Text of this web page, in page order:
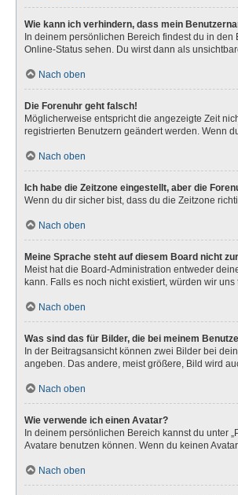
Wie kann ich verhindern, dass mein
In deinem persönlichen Bereich findest du in
Online-Status sehen. Du wirst dann als
Nach oben
Die Forenuhr geht falsch!
Möglicherweise entspricht die angezeigte Zeit
registrierten Benutzern geändert werden. Wenn
Nach oben
Ich habe die Zeitzone eingestellt, aber die
Wenn du dir sicher bist, dass du die Zeitzone
Nach oben
Meine Sprache steht auf diesem Board nicht
Meist hat die Board-Administration entweder
kann. Falls es noch nicht existiert, würden wir
Nach oben
Was sind das für Bilder, die bei meinem
In der Beitragsansicht können zwei Bilder bei
angeben. Das andere, meist größere, Bild wird
Nach oben
Wie verwende ich einen Avatar?
In deinem persönlichen Bereich kannst du unter
Avatare benutzen können. Wenn du keinen
Nach oben